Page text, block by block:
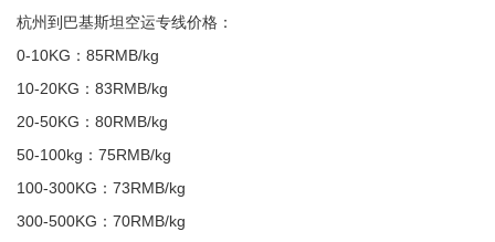
杭州到巴基斯坦空运专线价格：
0-10KG：85RMB/kg
10-20KG：83RMB/kg
20-50KG：80RMB/kg
50-100kg：75RMB/kg
100-300KG：73RMB/kg
300-500KG：70RMB/kg